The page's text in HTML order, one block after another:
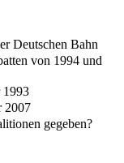
Deutschen Bahn
von 1994 und
1993
2007
gegeben?